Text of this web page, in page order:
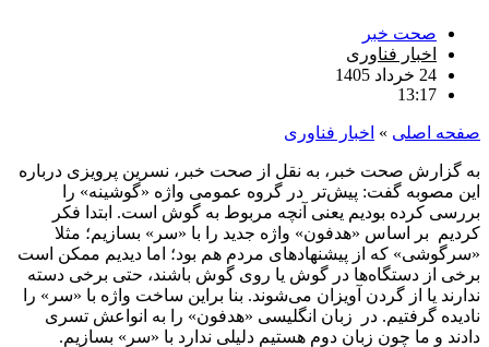
صحت خبر
اخبار فناوری
24 خرداد 1405
13:17
صفحه اصلی » اخبار فناوری
به گزارش صحت خبر، به نقل از صحت خبر، نسرین پرویزی درباره
این مصوبه گفت: پیش‌تر در گروه عمومی واژه «گوشینه» را
بررسی کرده بودیم یعنی آنچه مربوط به گوش است. ابتدا فکر
کردیم بر اساس «هدفون» واژه جدید را با «سر» بسازیم؛ مثلا
«سرگوشی» که از پیشنهادهای مردم هم بود؛ اما دیدیم ممکن است
برخی از دستگاه‌ها در گوش یا روی گوش باشند، حتی برخی دسته‌
ندارند یا از گردن آویزان می‌شوند. بنا براین ساخت واژه با «سر» را
نادیده گرفتیم. در زبان انگلیسی «هدفون» را به انواعش تسری
دادند و ما چون زبان دوم هستیم دلیلی ندارد با «سر» بسازیم.